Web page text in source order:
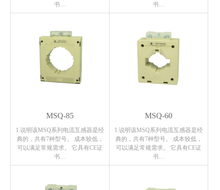
书…
书…
MSQ-85
1.说明该MSQ系列电流互感器是经
典的，共有7种型号。 成本较低，
可以满足常规需求。 它具有CE证
书…
MSQ-60
1.说明该MSQ系列电流互感器是经
典的，共有7种型号。 成本较低，
可以满足常规需求。 它具有CE证
书…